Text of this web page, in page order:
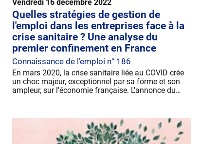
Vendredi 16 décembre 2022
Quelles stratégies de gestion de
l'emploi dans les entreprises face à la
crise sanitaire ? Une analyse du
premier confinement en France
Connaissance de l’emploi n° 186
En mars 2020, la crise sanitaire liée au COVID crée
un choc majeur, exceptionnel par sa forme et son
ampleur, sur l'économie française. L'annonce du…